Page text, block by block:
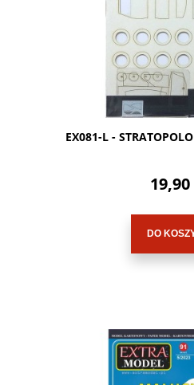
EX081-L -
19,90
DO